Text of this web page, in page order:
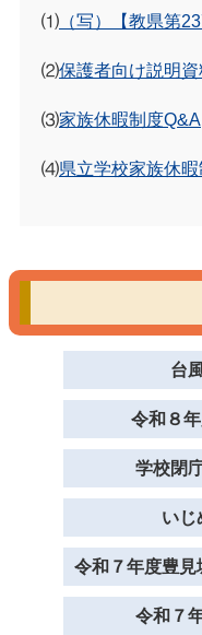
⑴ （写）【教県第
⑵保護者向け説明資
⑶家族休暇制度Q&A
⑷県立学校家族休暇
台
令和８
学校閉
いじ
令和７年度豊
令和７